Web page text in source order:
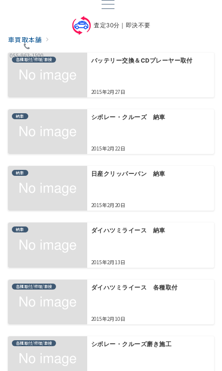
査定30分｜即決不要
055-963-1500
車買取本舗
各種取付/修理/車検 バッテリー交換＆CDプレーヤー取付
2015年2月27日
納車 シボレー・クルーズ 納車
2015年2月22日
納車 日産クリッパーバン 納車
2015年2月20日
納車 ダイハツミライース 納車
2015年2月13日
各種取付/修理/車検 ダイハツミライース 各種取付
2015年2月10日
各種取付/修理/車検 シボレー・クルーズ磨き施工